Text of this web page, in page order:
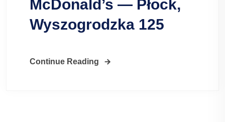
McDonald’s — Płock,
Wyszogrodzka 125
Continue Reading